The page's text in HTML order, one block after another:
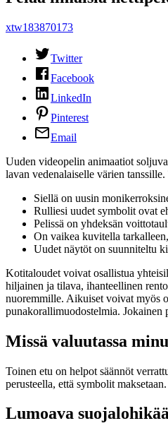
xtw183870173
Twitter
Facebook
LinkedIn
Pinterest
Email
Uuden videopelin animaatiot
lavan vedenalaiselle värien tanssille.
Siellä on uusin
Rulliesi uudet symbolit ovat
Pelissä on yhdeksän
On vaikea kuvitella
Uudet näytöt on suunniteltu
Kotitaloudet voivat osallistua
hiljainen ja tilava, ihanteellinen
nuoremmille. Aikuiset voivat myös
punakorallimuodostelmia. Jokainen
Missä valuutassa
Toinen etu on helpot säännöt
perusteella, että symbolit
Lumoava